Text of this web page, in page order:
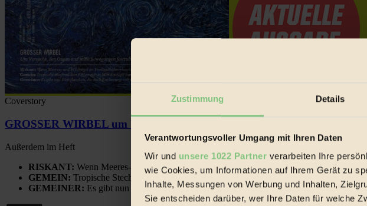
Zustimmung Details
Verantwortungsvoller Umgang mit Ihren Daten
Wir und unsere 1022 Partner verarbeiten Ihre
wie Cookies, um Informationen auf Ihrem Gerät zu
Inhalte, Messungen von Werbung und Inhalten,
Sie entscheiden darüber, wer Ihre Daten für welche
Coverstory
GROSSER WIRBEL um Versuche, den Ozean und seine Bewegungen
Außerdem im Heft
RISKANT: Wenn Meeres- und Wildvögel im Freilandhühnerbetrieb vorbeischauen.
GEMEIN: Tropische Stechmücken fühlen sich in Mitteleuropa inziwschen oft zu Hause.
GEMEINER: Es gibt nun Weinflaschen, die nach Entleerung voll wieder zu dir